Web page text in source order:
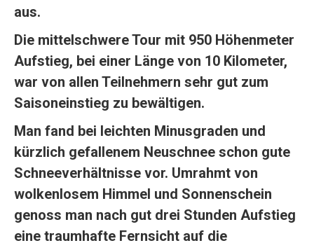
aus.
Die mittelschwere Tour mit 950 Höhenmeter
Aufstieg, bei einer Länge von 10 Kilometer,
war von allen Teilnehmern sehr gut zum
Saisoneinstieg zu bewältigen.
Man fand bei leichten Minusgraden und
kürzlich gefallenem Neuschnee schon gute
Schneeverhältnisse vor. Umrahmt von
wolkenlosem Himmel und Sonnenschein
genoss man nach gut drei Stunden Aufstieg
eine traumhafte Fernsicht auf die